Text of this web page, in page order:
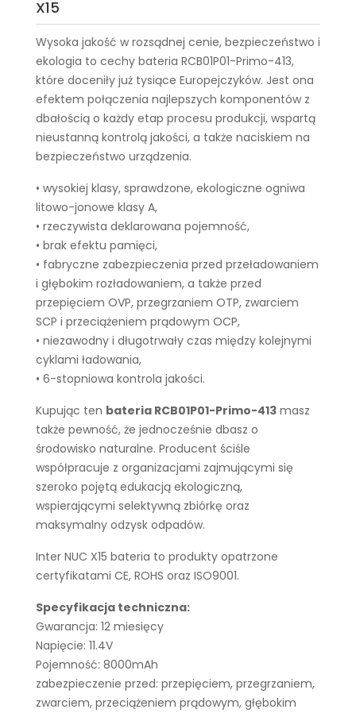
X15
Wysoka jakość w rozsądnej cenie, bezpieczeństwo i
ekologia to cechy bateria RCB01P01-Primo-413,
które doceniły już tysiące Europejczyków. Jest ona
efektem połączenia najlepszych komponentów z
dbałością o każdy etap procesu produkcji, wspartą
nieustanną kontrolą jakości, a także naciskiem na
bezpieczeństwo urządzenia.
• wysokiej klasy, sprawdzone, ekologiczne ogniwa
litowo-jonowe klasy A,
• rzeczywista deklarowana pojemność,
• brak efektu pamięci,
• fabryczne zabezpieczenia przed przeładowaniem
i głębokim rozładowaniem, a także przed
przepięciem OVP, przegrzaniem OTP, zwarciem
SCP i przeciążeniem prądowym OCP,
• niezawodny i długotrwały czas między kolejnymi
cyklami ładowania,
• 6-stopniowa kontrola jakości.
Kupując ten bateria RCB01P01-Primo-413 masz
także pewność, że jednocześnie dbasz o
środowisko naturalne. Producent ściśle
współpracuje z organizacjami zajmującymi się
szeroko pojętą edukacją ekologiczną,
wspierającymi selektywną zbiórkę oraz
maksymalny odzysk odpadów.
Inter NUC X15 bateria to produkty opatrzone
certyfikatami CE, ROHS oraz ISO9001.
Specyfikacja techniczna:
Gwarancja: 12 miesięcy
Napięcie: 11.4V
Pojemność: 8000mAh
zabezpieczenie przed: przepięciem, przegrzaniem,
zwarciem, przeciążeniem prądowym, głębokim